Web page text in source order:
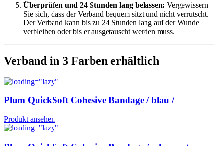
Überprüfen und 24 Stunden lang belassen: Vergewissern
Sie sich, dass der Verband bequem sitzt und nicht verrutscht.
Der Verband kann bis zu 24 Stunden lang auf der Wunde
verbleiben oder bis er ausgetauscht werden muss.
Verband in 3 Farben erhältlich
Plum QuickSoft Cohesive Bandage / blau /
Produkt ansehen